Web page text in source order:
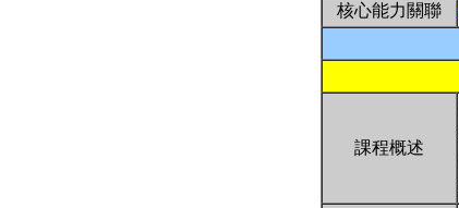
核心能力關聯
課程概述